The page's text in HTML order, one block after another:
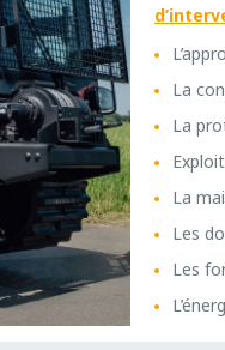
La
La
La
Les
Les